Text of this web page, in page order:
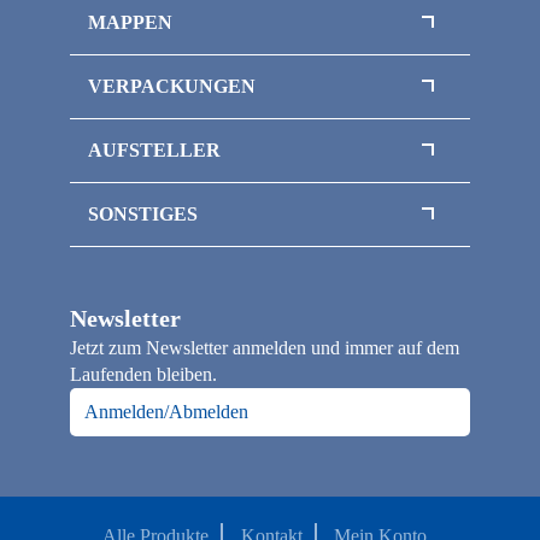
Register / Trennblätter
MAPPEN
Flipchart-Mappen
Sammelmappen / Magnetmappen
VERPACKUNGEN
Magnetboxen
Inlays / Schaumstoffeinlagen
Flaschenverpackungen
Faltschachteln
AUFSTELLER
Thekenaufsteller
SONSTIGES
Loseblattsammlung / Broschüre A4
Notizbücher
Kalender
Newsletter
Jetzt zum Newsletter anmelden und immer auf dem
Laufenden bleiben.
Anmelden/Abmelden